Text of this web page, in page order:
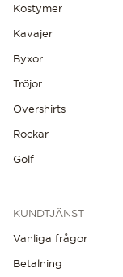
Kostymer
Kavajer
Byxor
Tröjor
Overshirts
Rockar
Golf
KUNDTJÄNST
Vanliga frågor
Betalning